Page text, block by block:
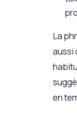
La
aussi
en